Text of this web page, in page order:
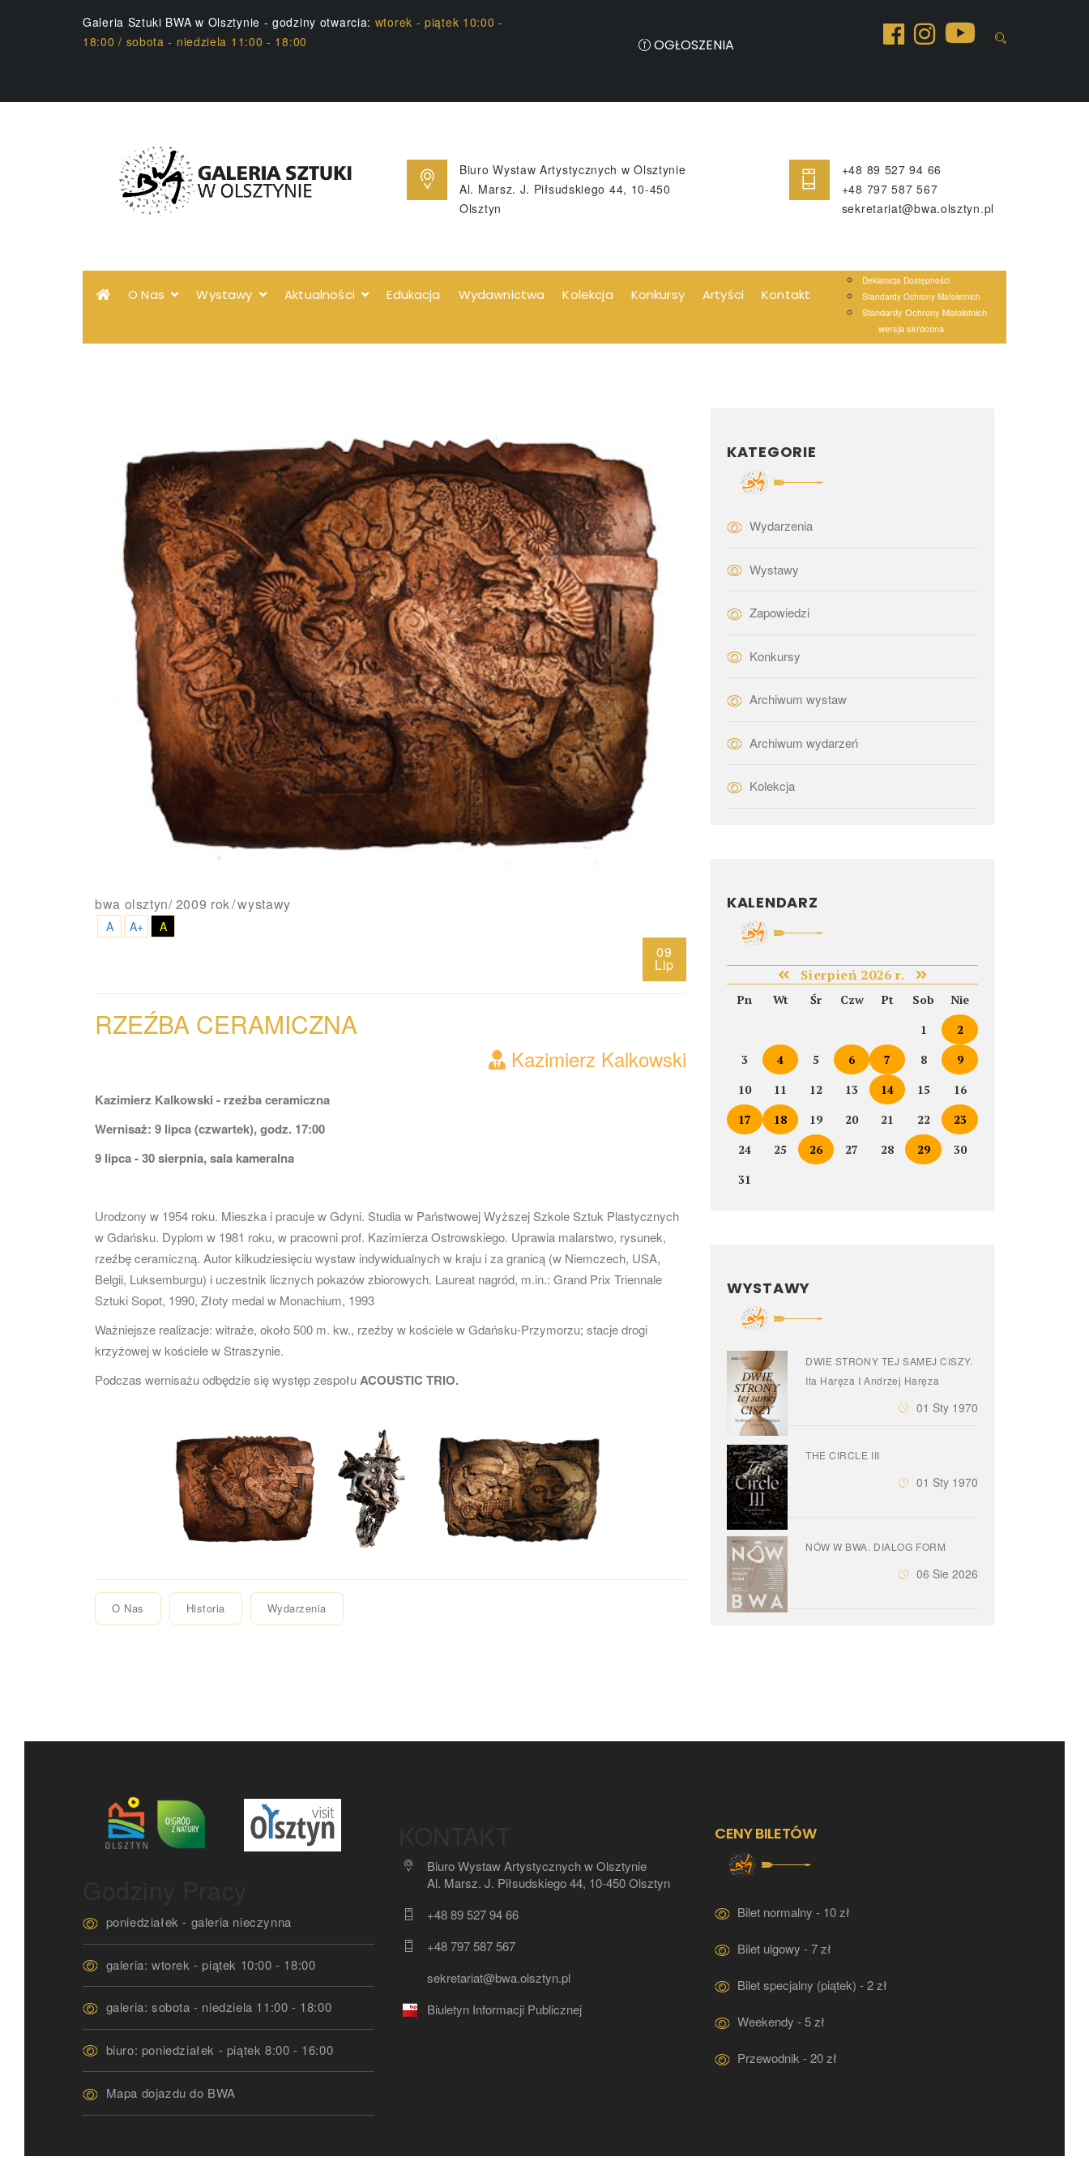
Galeria Sztuki BWA w Olsztynie - godziny otwarcia: wtorek - piątek 10:00 -
18:00 / sobota - niedziela 11:00 - 18:00
OGŁOSZENIA
Biuro Wystaw Artystycznych w Olsztynie
Al. Marsz. J. Piłsudskiego 44, 10-450
Olsztyn
+48 89 527 94 66
+48 797 587 567
sekretariat@bwa.olsztyn.pl
O Nas Wystawy Aktualności Edukacja Wydawnictwa Kolekcja Konkursy Artyści Kontakt
Deklaracja Dostępności
Standardy Ochrony Małoletnich
Standardy Ochrony Małoletnich
wersja skrócona
bwa olsztyn/2009 rok wystawy
A A+ A
09
Lip
RZEŹBA CERAMICZNA
Kazimierz Kalkowski
Kazimierz Kalkowski - rzeźba ceramiczna
Wernisaż: 9 lipca (czwartek), godz. 17:00
9 lipca - 30 sierpnia, sala kameralna
Urodzony w 1954 roku. Mieszka i pracuje w Gdyni. Studia w Państwowej Wyższej Szkole Sztuk Plastycznych
w Gdańsku. Dyplom w 1981 roku, w pracowni prof. Kazimierza Ostrowskiego. Uprawia malarstwo, rysunek,
rzeźbę ceramiczną. Autor kilkudziesięciu wystaw indywidualnych w kraju i za granicą (w Niemczech, USA,
Belgii, Luksemburgu) i uczestnik licznych pokazów zbiorowych. Laureat nagród, m.in.: Grand Prix Triennale
Sztuki Sopot, 1990, Złoty medal w Monachium, 1993
Ważniejsze realizacje: witraże, około 500 m. kw., rzeźby w kościele w Gdańsku-Przymorzu; stacje drogi
krzyżowej w kościele w Straszynie.
Podczas wernisażu odbędzie się występ zespołuACOUSTIC TRIO.
O Nas Historia Wydarzenia
KATEGORIE
Wydarzenia
Wystawy
Zapowiedzi
Konkursy
Archiwum wystaw
Archiwum wydarzeń
Kolekcja
KALENDARZ
Sierpień 2026 r.
Pn Wt Śr Czw Pt Sob
Nie
1
2
3
4 5 6 7 8
9
10
11 12 13 14 15
16
17
18 19 20 21 22
23
24
25 26 27 28 29
30
31
WYSTAWY
DWIE STRONY TEJ SAMEJ CISZY.
Ita Haręza I Andrzej Haręza
01 Sty 1970
THE CIRCLE III
01 Sty 1970
NÓW W BWA. DIALOG FORM
06 Sie 2026
poniedziałek - galeria nieczynna
galeria: wtorek - piątek 10:00 - 18:00
galeria: sobota - niedziela 11:00 - 18:00
biuro: poniedziałek - piątek 8:00 - 16:00
Mapa dojazdu do BWA
Biuro Wystaw Artystycznych w Olsztynie
Al. Marsz. J. Piłsudskiego 44, 10-450 Olsztyn
+48 89 527 94 66
+48 797 587 567
sekretariat@bwa.olsztyn.pl
Biuletyn Informacji Publicznej
CENY BILETÓW
Bilet normalny - 10 zł
Bilet ulgowy - 7 zł
Bilet specjalny (piątek) - 2 zł
Weekendy - 5 zł
Przewodnik - 20 zł